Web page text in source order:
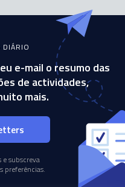
DIÁRIO
e-mail o resumo das
de actividades,
mais.
e subscreva
preferências.